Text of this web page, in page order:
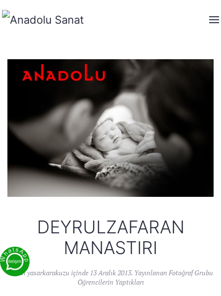
DEYRULZAFARAN
MANASTIRI
Yazanyasarkarakuzu içinde 13 Aralık 2013. Yayınlanan Fotoğraf Grubu
Öğrencilerin Yaptıkları